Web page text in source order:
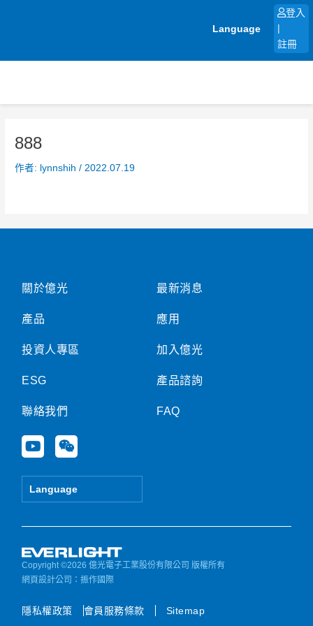
Language
登入
註冊
888
作者: lynnshih/ 2022.07.19
關於億光
產品
投資人專區
ESG
聯絡我們
Y
o
u
e
W
e
i
Language
最新消息
應用
加入億光
產品諮詢
FAQ
Copyright ©2026 億光電子工業股份有限公司 版權所有
網頁設計公司 ：振作國際
隱私權政策 會員服務條款 Sitemap